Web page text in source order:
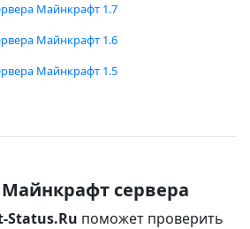
Майнкрафт 1.7
Майнкрафт 1.6
Майнкрафт 1.5
сервера
Status.Ru поможет проверить